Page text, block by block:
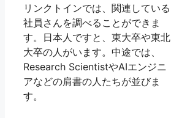
リンクトインでは、関連している
社員さんを調べることができま
す。日本人ですと、東大卒や東北
大卒の人がいます。中途では、
Research ScientistやAIエンジニ
アなどの肩書の人たちが並びま
す。